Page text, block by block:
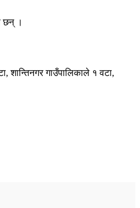
छन् ।
शान्तिनगर गाउँपालिकाले १ वटा,